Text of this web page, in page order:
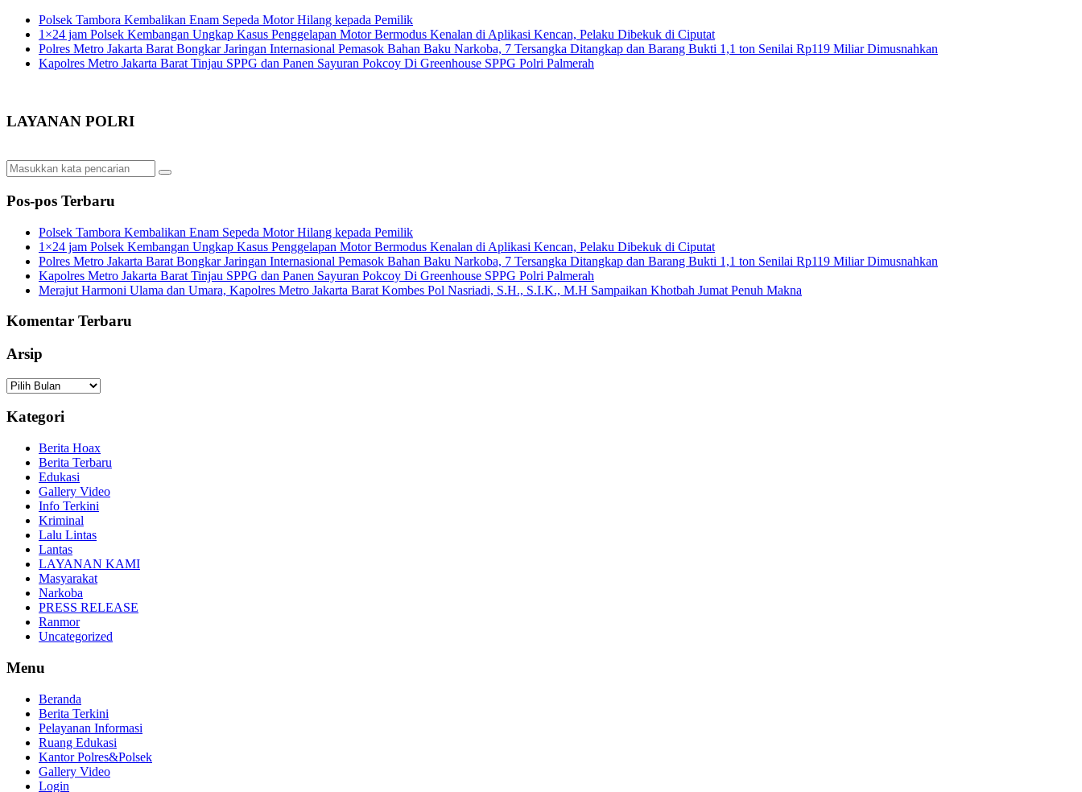
Polsek Tambora Kembalikan Enam Sepeda Motor Hilang kepada Pemilik
1×24 jam Polsek Kembangan Ungkap Kasus Penggelapan Motor Bermodus Kenalan di Aplikasi Kencan, Pelaku Dibekuk di Ciputat
Polres Metro Jakarta Barat Bongkar Jaringan Internasional Pemasok Bahan Baku Narkoba, 7 Tersangka Ditangkap dan Barang Bukti 1,1 ton Senilai Rp119 Miliar Dimusnahkan
Kapolres Metro Jakarta Barat Tinjau SPPG dan Panen Sayuran Pokcoy Di Greenhouse SPPG Polri Palmerah
LAYANAN POLRI
Pos-pos Terbaru
Polsek Tambora Kembalikan Enam Sepeda Motor Hilang kepada Pemilik
1×24 jam Polsek Kembangan Ungkap Kasus Penggelapan Motor Bermodus Kenalan di Aplikasi Kencan, Pelaku Dibekuk di Ciputat
Polres Metro Jakarta Barat Bongkar Jaringan Internasional Pemasok Bahan Baku Narkoba, 7 Tersangka Ditangkap dan Barang Bukti 1,1 ton Senilai Rp119 Miliar Dimusnahkan
Kapolres Metro Jakarta Barat Tinjau SPPG dan Panen Sayuran Pokcoy Di Greenhouse SPPG Polri Palmerah
Merajut Harmoni Ulama dan Umara, Kapolres Metro Jakarta Barat Kombes Pol Nasriadi, S.H., S.I.K., M.H Sampaikan Khotbah Jumat Penuh Makna
Komentar Terbaru
Arsip
Arsip
Kategori
Berita Hoax
Berita Terbaru
Edukasi
Gallery Video
Info Terkini
Kriminal
Lalu Lintas
Lantas
LAYANAN KAMI
Masyarakat
Narkoba
PRESS RELEASE
Ranmor
Uncategorized
Menu
Beranda
Berita Terkini
Pelayanan Informasi
Ruang Edukasi
Kantor Polres&Polsek
Gallery Video
Login